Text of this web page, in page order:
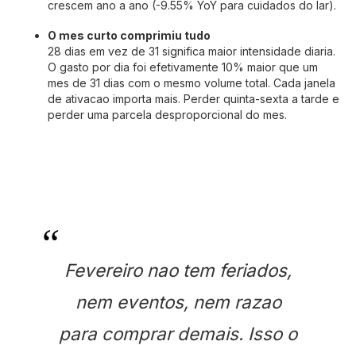
crescem ano a ano (-9.55% YoY para cuidados do lar).
O mes curto comprimiu tudo
28 dias em vez de 31 significa maior intensidade diaria.
O gasto por dia foi efetivamente 10% maior que um
mes de 31 dias com o mesmo volume total. Cada janela
de ativacao importa mais. Perder quinta-sexta a tarde e
perder uma parcela desproporcional do mes.
Fevereiro nao tem feriados,
nem eventos, nem razao
para comprar demais. Isso o